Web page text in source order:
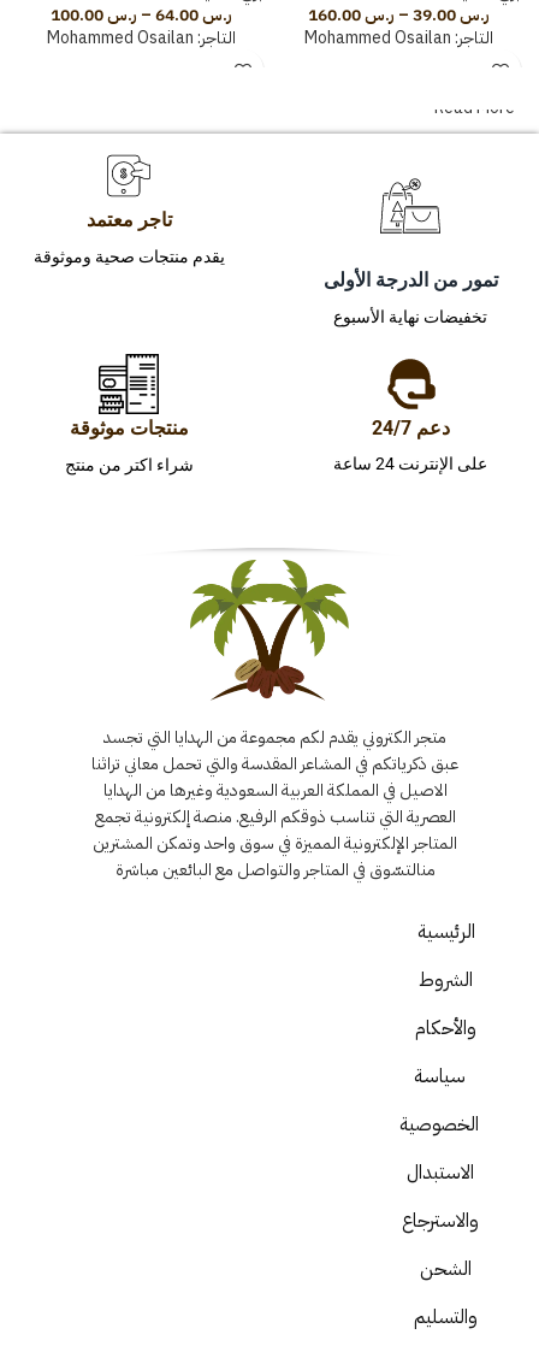
ر.س39.00
– ر.س160.00
التاجر: Mohammed Osailan
ر.س64.00
– ر.س100.00
التاجر: Mohammed Osailan
Read More
تمور من الدرجة الأولى
تخفيضات نهاية الأسبوع
تاجر معتمد
يقدم منتجات صحية وموثوقة
دعم 24/7
على الإنترنت 24 ساعة
منتجات موثوقة
شراء اكتر من منتج
متجر الكتروني يقدم لكم مجموعة من الهدايا التي تجسد
عبق ذكرياتكم في المشاعر المقدسة والتي تحمل معاني تراثنا
الاصيل في المملكة العربية السعودية وغيرها من الهدايا
العصرية التي تناسب ذوقكم الرفيع. منصة إلكترونية تجمع
المتاجر الإلكترونية المميزة في سوق واحد وتمكن المشترين
منالتسّوق في المتاجر والتواصل مع البائعين مباشرة
الرئيسية
الشروط
والأحكام
سياسة
الخصوصية
الاستبدال
والاسترجاع
الشحن
والتسليم